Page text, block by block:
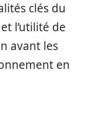
clés du
l’utilité de
avant les
en